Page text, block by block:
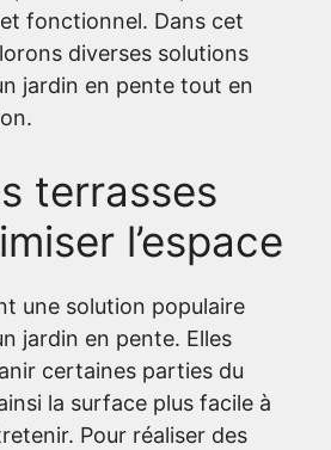
fonctionnel. Dans cet
diverses solutions
jardin en pente tout en
terrasses
l’espace
une solution populaire
jardin en pente. Elles
certaines parties du
la surface plus facile à
Pour réaliser des